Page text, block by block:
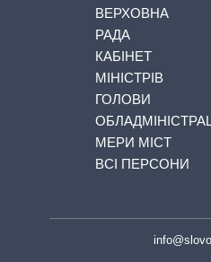
ВЕРХОВНА
РАДА
КАБІНЕТ
МІНІСТРІВ
ГОЛОВИ
МЕРИ МІСТ
ВСІ ПЕРСОНИ